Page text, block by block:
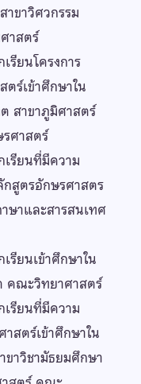
าขาวิศวกรรม
าสตร์
รียนโครงการ
ตร์เข้าศึกษาใน
สาขาภูมิศาสตร์
ศาสตร์
รียนที่มีความ
กสูตรอักษรศาสตร
ษาและสารสนเทศ
รียนเข้าศึกษาใน
ณะวิทยาศาสตร์
รียนที่มีความ
สตร์เข้าศึกษาใน
าวิชามัธยมศึกษา